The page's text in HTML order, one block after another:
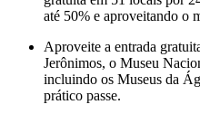
até 50% e aproveitando o
Aproveite a entrada
Jerônimos, o Museu
incluindo os Museus da
prático passe.